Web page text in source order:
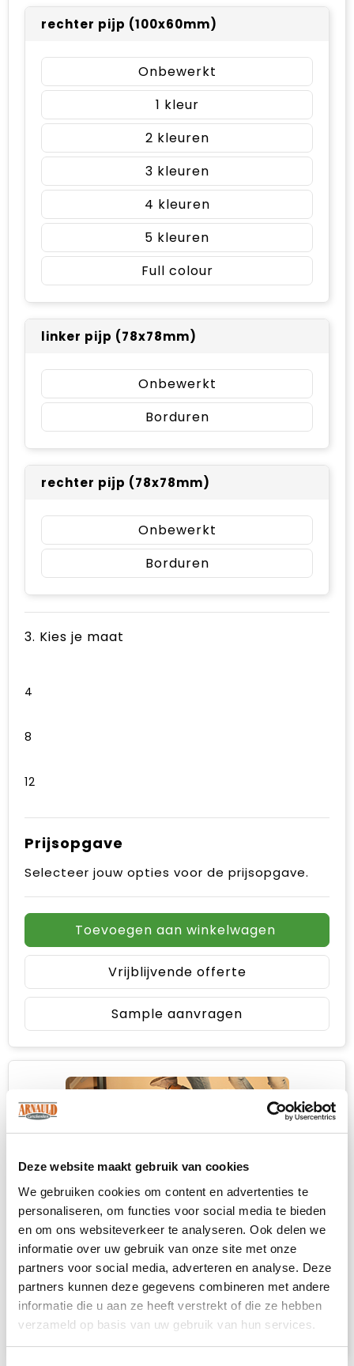
Deze website maakt gebruik van cookies
We gebruiken cookies om content en advertenties te
personaliseren, om functies voor social media te bieden
en om ons websiteverkeer te analyseren. Ook delen we
informatie over uw gebruik van onze site met onze
partners voor social media, adverteren en analyse. Deze
partners kunnen deze gegevens combineren met andere
informatie die u aan ze heeft verstrekt of die ze hebben
verzameld op basis van uw gebruik van hun services.
rechter pijp (100x60mm)
Onbewerkt
1
2
3
4
5
Full colour
linker pijp (78x78mm)
Onbewerkt
Borduren
rechter pijp (78x78mm)
Onbewerkt
Borduren
3. Kies je maat
4
8
12
Prijsopgave
Selecteer jouw opties voor de prijsopgave.
Toevoegen aan winkelwagen
Vrijblijvende offerte
Sample aanvragen
Heb je niet kunnen vinden wat je
zoekt?
Neem contact met ons opvoor een advies
op maat.